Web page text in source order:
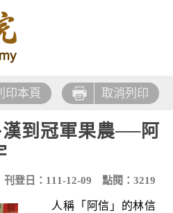
事 取消列印
印本頁
到冠軍果農──阿
刊登日：111-12-09 點閱：3219
人稱「阿信」的林信